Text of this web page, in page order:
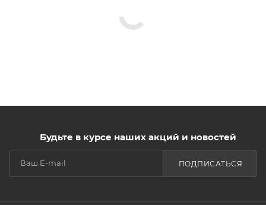
Будьте в курсе наших акций и новостей
ПОДПИСАТЬСЯ